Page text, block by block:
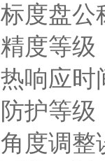
标度盘公
精度等级
热响应时
防护等级
角度调整